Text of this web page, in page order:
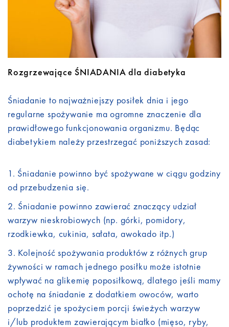
Rozgrzewające ŚNIADANIA dla diabetyka
Śniadanie to najważniejszy posiłek dnia i jego
regularne spożywanie ma ogromne znaczenie dla
prawidłowego funkcjonowania organizmu. Będąc
diabetykiem należy przestrzegać poniższych zasad:
Śniadanie powinno być spożywane w ciągu godziny
od przebudzenia się.
Śniadanie powinno zawierać znaczący udział
warzyw nieskrobiowych (np. górki, pomidory,
rzodkiewka, cukinia, sałata, awokado itp.)
Kolejność spożywania produktów z różnych grup
żywności w ramach jednego posiłku może istotnie
wpływać na glikemię poposiłkową, dlatego jeśli mamy
ochotę na śniadanie z dodatkiem owoców, warto
poprzedzić je spożyciem porcji świeżych warzyw
i/lub produktem zawierającym białko (mięso, ryby,